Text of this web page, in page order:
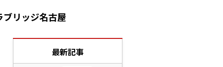
リッジ名古屋
最新記事